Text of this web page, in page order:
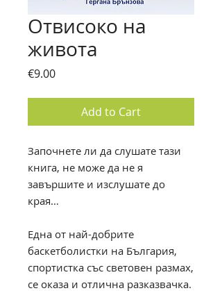
Отвисоко на
живота
€9.00Price
Add to Cart
Започнете ли да слушате тази
книга, не може да не я
завършите и изслушате до
края…
Една от най-добрите
баскетболистки на България,
спортистка със световен размах,
се оказа и отлична разказвачка.